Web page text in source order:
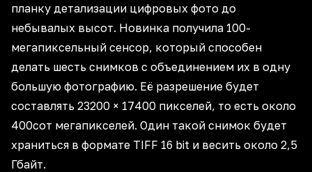
планку детализации цифровых фото до
небывалых высот. Новинка получила 100-
мегапиксельный сенсор, который способен
делать шесть снимков с объединением их в одну
большую фотографию. Её разрешение будет
составлять 23200 × 17400 пикселей, то есть около
400сот мегапикселей. Один такой снимок будет
храниться в формате TIFF 16 bit и весить около 2,5
Гбайт.